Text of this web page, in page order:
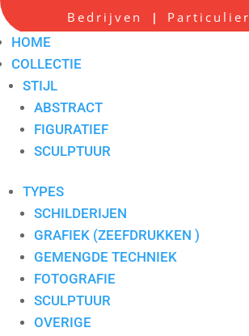
Bedrijven | Particulier
HOME
COLLECTIE
STIJL
ABSTRACT
FIGURATIEF
SCULPTUUR
TYPES
SCHILDERIJEN
GRAFIEK (ZEEFDRUKKEN )
GEMENGDE TECHNIEK
FOTOGRAFIE
SCULPTUUR
OVERIGE
Popart
Artikelnummer:pop